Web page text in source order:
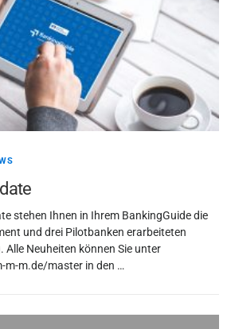
stehen Ihnen in Ihrem BankingGuide die
und drei Pilotbanken erarbeiteten
Alle Neuheiten können Sie unter
m.de/master in den …